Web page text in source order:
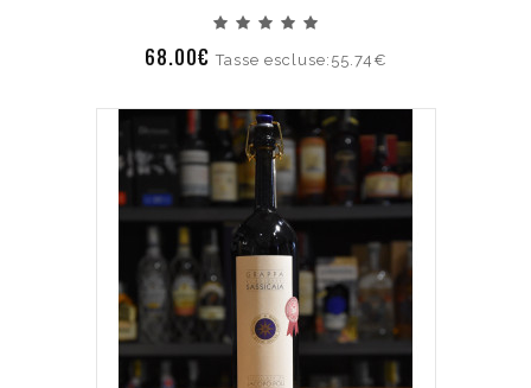
68.00€Tasse escluse:55.74€